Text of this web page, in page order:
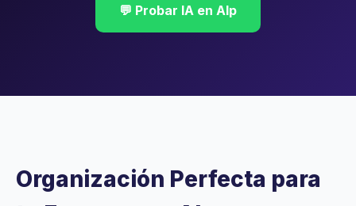
💬 Probar IA en Alp
Organización Perfecta para